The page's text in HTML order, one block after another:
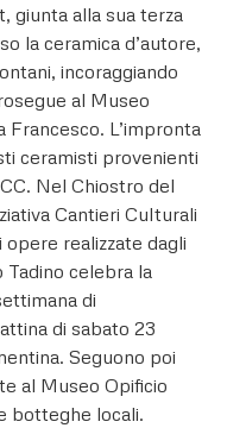
giunta alla sua terza
la ceramica d’autore,
incoraggiando
al Museo
Francesco. L’impronta
ceramisti provenienti
Nel Chiostro del
Cantieri Culturali
opere realizzate dagli
celebra la
di
di sabato 23
Seguono poi
al Museo Opificio
botteghe locali.